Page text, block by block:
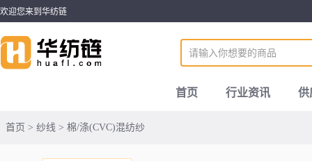
欢迎您来到华纺链
首页 行业资讯 供
首页 > 纱线 > 棉/涤(CVC)混纺纱